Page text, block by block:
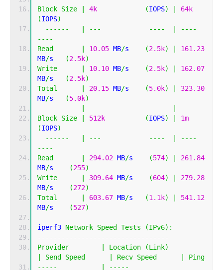
Block Size 4k (IOPS)
64k
(IOPS)
------
--- ----
----
----
Read
10.05 MB/s (2.5k)
161.23
MB/s (2.5k)
Write
10.10 MB/s (2.5k)
162.07
MB/s (2.5k)
Total
20.15 MB/s (5.0k)
323.30
MB/s (5.0k)
Block Size 512k (IOPS)
1m
(IOPS)
------
--- ----
----
----
Read
294.02 MB/s (574)
261.84
MB/s (255)
Write
309.64 MB/s (604)
279.28
MB/s (272)
Total
603.67 MB/s (1.1k)
541.12
MB/s (527)
iperf3 Network Speed Tests (IPv6):
---------------------------------
Provider
Location (Link)
Send Speed Recv Speed
Ping
-----
-----